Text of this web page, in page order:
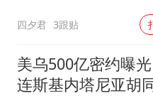
四夕君 3跟贴
美乌500亿密约曝
连斯基内塔尼亚胡